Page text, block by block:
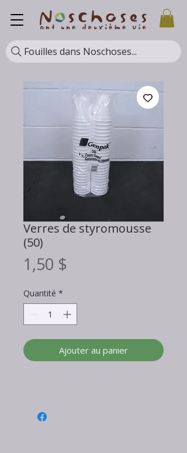
Fouilles dans Noschoses...
Verres de styromousse
(50)
1,50 $
Quantité *
Ajouter au panier